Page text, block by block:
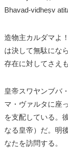
Bhavad-vidheṣv
造物主カルダマよ
は決して無駄にな
存在に対してさえ
皇帝スワヤンブバ
マ・ヴァルタに座
を支配している。
なる皇帝）だ。明
なたを訪問する。